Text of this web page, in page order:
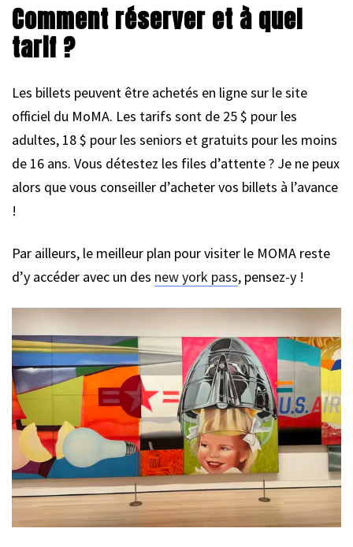
Comment réserver et à quel
tarif ?
Les billets peuvent être achetés en ligne sur le site
officiel du MoMA. Les tarifs sont de 25 $ pour les
adultes, 18 $ pour les seniors et gratuits pour les moins
de 16 ans. Vous détestez les files d’attente ? Je ne peux
alors que vous conseiller d’acheter vos billets à l’avance
!
Par ailleurs, le meilleur plan pour visiter le MOMA reste
d’y accéder avec un des new york pass, pensez-y !